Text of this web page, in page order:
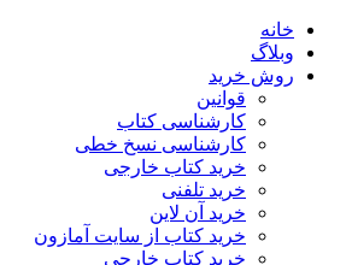
خانه
وبلاگ
روش خرید
قوانین
کارشناسی کتاب
کارشناسی نسخ خطی
خرید کتاب خارجی
خرید تلفنی
خرید آن لاین
خرید کتاب از سایت آمازون
خرید کتاب خارجی